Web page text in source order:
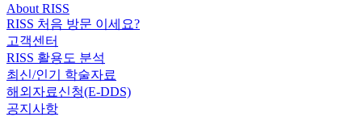
About RISS
RISS 처음 방문 이세요?
고객센터
RISS 활용도 분석
최신/인기 학술자료
해외자료신청(E-DDS)
공지사항